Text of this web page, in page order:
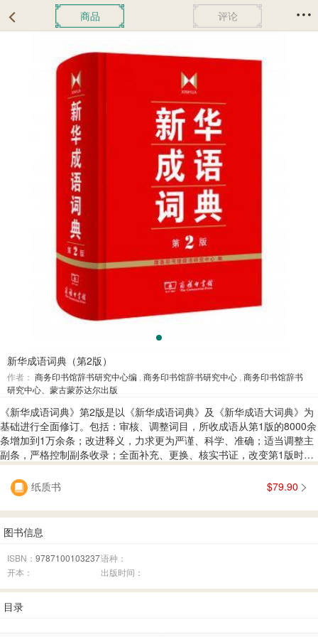
商品 评论
新华成语词典（第2版）
作者： 商务印书馆辞书研究中心编 商务印书馆辞书研究中心 商务印书馆辞书
研究中心、蒙古蒙苏达尔出版
《新华成语词典》第2版是以《新华成语词典》及《新华成语大词典》为
基础进行全面修订。包括：审核、调整词目，所收成语从第1版的8000余
条增加到1万余条；改进释义，力求更为严谨、科学、准确；适当调整主
副条，严格控制副条收录；全面补充、更换、核实书证，改变第1版时转
引二手材料较多等状况。词典篇幅拟从第1版时的150万字增加到180万字
左右。 纸质书 $79.90
图书信息
ISBN： 9787100103237语种：
开本：
出版时间：
目录